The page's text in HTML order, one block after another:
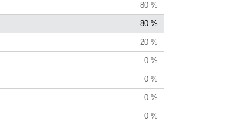
80 %
80 %
20 %
0 %
0 %
0 %
0 %